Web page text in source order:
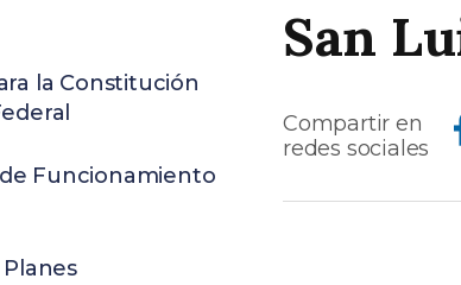
San
Compartir en
redes sociales
la Constitución
Funcionamiento